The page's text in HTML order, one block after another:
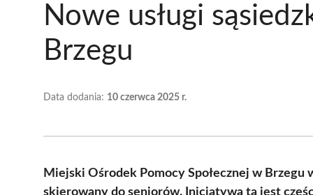
Nowe usługi
Brzegu
Data dodania: 10 czerwca 2025 r.
Miejski Ośrodek Pomocy Społecznej w Brzegu
skierowany do seniorów. Inicjatywa ta jest